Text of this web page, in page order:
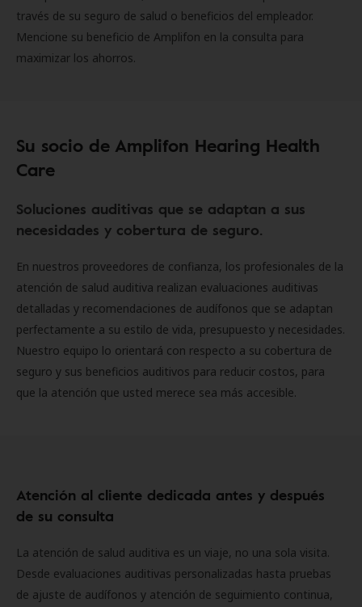
través de su seguro de salud o beneficios del empleador.
Mencione su beneficio de Amplifon en la consulta para
maximizar los ahorros.
Su socio de Amplifon Hearing Health
Care
Soluciones auditivas que se adaptan a sus
necesidades y cobertura de seguro.
En nuestros proveedores de confianza, los profesionales de la
atención de salud auditiva realizan evaluaciones auditivas
detalladas y recomendaciones de audífonos que se adaptan
perfectamente a su estilo de vida, presupuesto y necesidades.
Nuestro equipo lo orientará con respecto a su cobertura de
seguro y sus beneficios auditivos para reducir costos, para
que la atención que usted merece sea más accesible.
Atención al cliente dedicada antes y después
de su consulta
La atención de salud auditiva es un viaje, no una sola visita.
Desde evaluaciones auditivas personalizadas hasta pruebas
de ajuste de audífonos y atención de seguimiento continua,